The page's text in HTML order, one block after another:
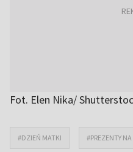
Fot. Elen Nika/
#DZIEŃ MATKI #PREZENTY